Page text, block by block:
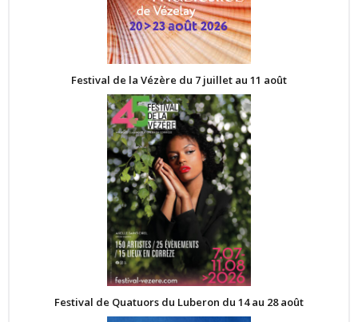
Festival de la Vézère du 7 juillet au 11 août
Festival de Quatuors du Luberon du 14 au 28 août